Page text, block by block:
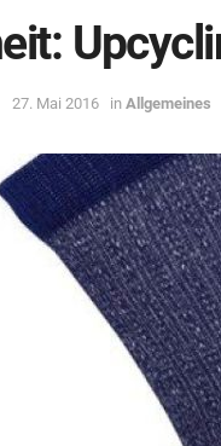
27. Mai 2016 in Allgemeines